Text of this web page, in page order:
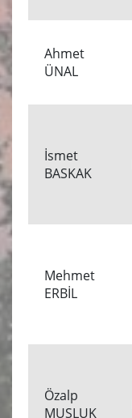
Ahmet
ÜNAL
İsmet
BASKAK
Mehmet
ERBİL
Özalp
MUSLUK